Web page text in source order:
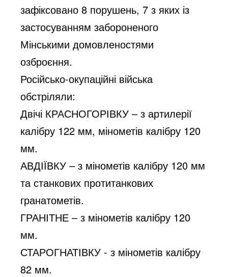
зафіксовано 8 порушень, 7 з яких із
застосуванням забороненого
Мінськими домовленостями
озброєння.
Російсько-окупаційні війська
обстріляли:
Двічі КРАСНОГОРІВКУ – з артилерії
калібру 122 мм, мінометів калібру 120
мм.
АВДІЇВКУ – з мінометів калібру 120 мм
та станкових протитанкових
гранатометів.
ГРАНІТНЕ – з мінометів калібру 120
мм.
СТАРОГНАТІВКУ - з мінометів калібру
82 мм.